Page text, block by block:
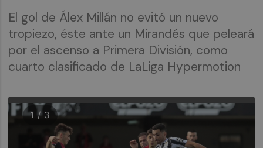
El gol de Álex Millán no evitó un nuevo
tropiezo, éste ante un Mirandés que peleará
por el ascenso a Primera División, como
cuarto clasificado de LaLiga Hypermotion
1 / 3